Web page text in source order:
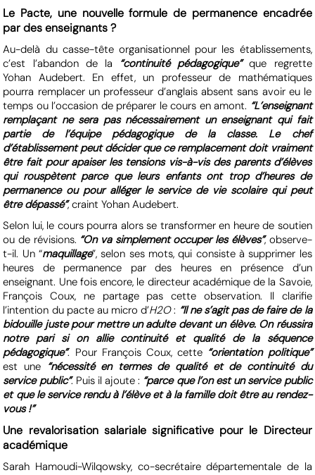
Le Pacte, une nouvelle formule de permanence encadrée
par des enseignants ?
Au-delà du casse-tête organisationnel pour les établissements,
c’est l’abandon de la “continuité pédagogique”que regrette
Yohan Audebert. En effet, un professeur de mathématiques
pourra remplacer un professeur d’anglais absent sans avoir eu le
temps ou l’occasion de préparer le cours en amont. “L’enseignant
remplaçant ne sera pas nécessairement un enseignant qui fait
partie de l’équipe pédagogique de la classe. Le chef
d’établissement peut décider que ce remplacement doit vraiment
être fait pour apaiser les tensions vis-à-vis des parents d’élèves
qui rouspètent parce que leurs enfants ont trop d’heures de
permanence ou pour alléger le service de vie scolaire qui peut
être dépassé”, craint Yohan Audebert.
Selon lui, le cours pourra alors se transformer en heure de soutien
ou de révisions. “On va simplement occuper les élèves”, observe-
t-il. Un “maquillage”, selon ses mots, qui consiste à supprimer les
heures de permanence par des heures en présence d’un
enseignant. Une fois encore, le directeur académique de la Savoie,
François Coux, ne partage pas cette observation. Il clarifie
l’intention du pacte au micro d’H2O: “Il ne s’agit pas de faire de la
bidouille juste pour mettre un adulte devant un élève. On réussira
notre pari si on allie continuité et qualité de la séquence
pédagogique”. Pour François Coux, cette “orientation politique”
est une “nécessité en termes de qualité et de continuité du
service public”. Puis il ajoute : “parce que l’on est un service public
et que le service rendu à l’élève et à la famille doit être au rendez-
vous !”
Une revalorisation salariale significative pour le Directeur
académique
Sarah Hamoudi-Wilqowsky, co-secrétaire départementale de la